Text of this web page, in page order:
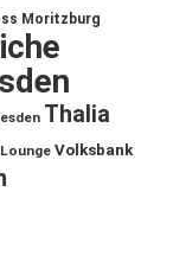
Moritzburg
Thalia
Volksbank